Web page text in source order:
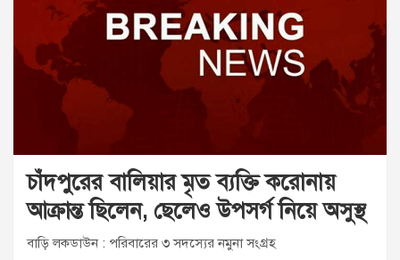
চাঁদপুরের বালিয়ার মৃত ব্যক্তি করোনায়
আক্রান্ত ছিলেন, ছেলেও উপসর্গ নিয়ে অসুস্থ
বাড়ি লকডাউন : পরিবারের ৩ সদস্যের নমুনা সংগ্রহ